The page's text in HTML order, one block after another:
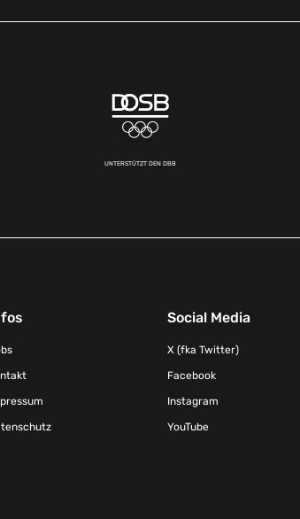
UNTERSTÜTZT DEN DBB
Social Media
X (fka Twitter)
Facebook
Instagram
YouTube